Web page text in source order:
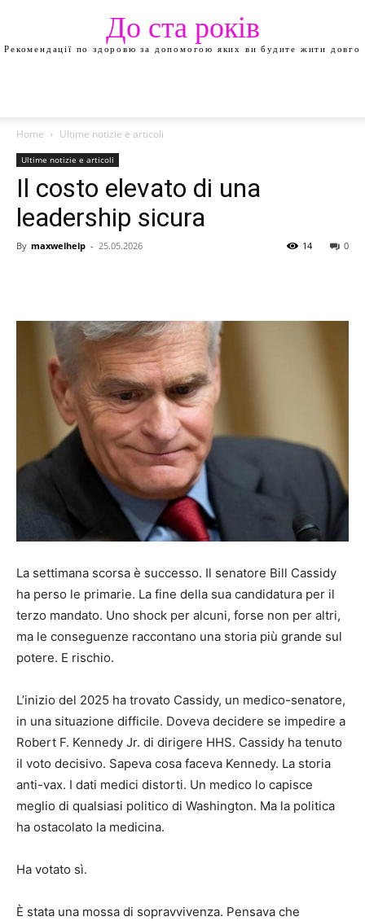
До ста років
Рекомендації по здоровю за допомогою яких ви будите жити довго
Home Ultime notizie e articoli
Ultime notizie e articoli
Il costo elevato di una
leadership sicura
By maxwelhelp - 25.05.2026 0
14
La settimana scorsa è successo. Il senatore Bill Cassidy
ha perso le primarie. La fine della sua candidatura per il
terzo mandato. Uno shock per alcuni, forse non per altri,
ma le conseguenze raccontano una storia più grande sul
potere. E rischio.
L’inizio del 2025 ha trovato Cassidy, un medico-senatore,
in una situazione difficile. Doveva decidere se impedire a
Robert F. Kennedy Jr. di dirigere HHS. Cassidy ha tenuto
il voto decisivo. Sapeva cosa faceva Kennedy. La storia
anti-vax. I dati medici distorti. Un medico lo capisce
meglio di qualsiasi politico di Washington. Ma la politica
ha ostacolato la medicina.
Ha votato sì.
È stata una mossa di sopravvivenza. Pensava che